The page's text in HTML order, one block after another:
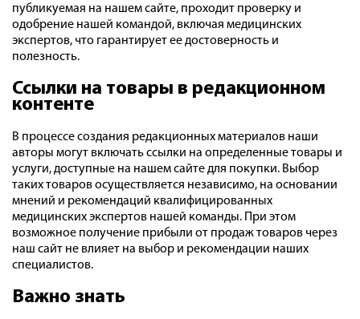
публикуемая на нашем сайте, проходит проверку и
одобрение нашей командой, включая медицинских
экспертов, что гарантирует ее достоверность и
полезность.
Ссылки на товары в редакционном
контенте
В процессе создания редакционных материалов наши
авторы могут включать ссылки на определенные товары и
услуги, доступные на нашем сайте для покупки. Выбор
таких товаров осуществляется независимо, на основании
мнений и рекомендаций квалифицированных
медицинских экспертов нашей команды. При этом
возможное получение прибыли от продаж товаров через
наш сайт не влияет на выбор и рекомендации наших
специалистов.
Важно знать